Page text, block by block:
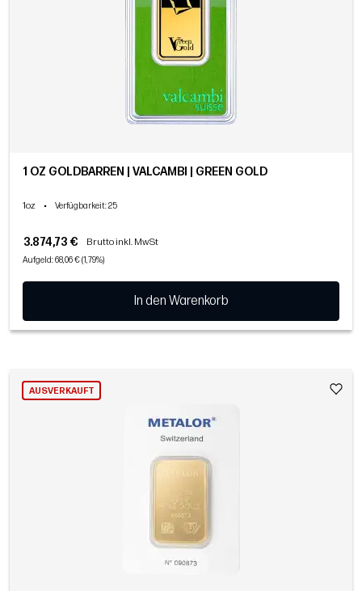
1 OZ GOLDBARREN | VALCAMBI | GREEN GOLD
1oz • Verfügbarkeit: 25
3.874,73 € Brutto inkl. MwSt
Aufgeld: 68,06 € (1,79%)
In den Warenkorb
AUSVERKAUFT